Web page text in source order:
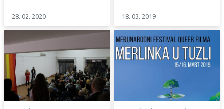
28. 02. 2020 18. 03. 2019